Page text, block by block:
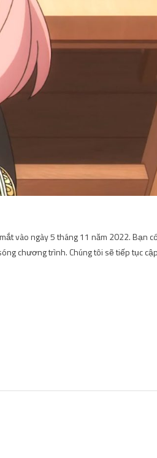
vào ngày 5 tháng 11 năm 2022. Bạn
chương trình. Chúng tôi sẽ tiếp tục